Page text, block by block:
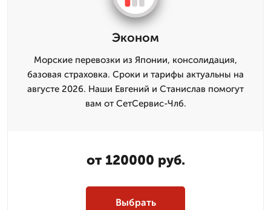
Эконом
Морские перевозки из Японии, консолидация,
базовая страховка. Сроки и тарифы актуальны на
августе 2026. Наши Евгений и Станислав помогут
вам от СетСервис-Члб.
от 120000 руб.
Выбрать